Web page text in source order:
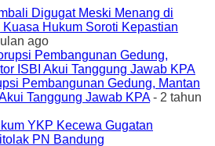
Digugat Meski Menang di
Hukum Soroti Kepastian
ago
Pembangunan Gedung, Mantan
Tanggung Jawab KPA- 2 tahun